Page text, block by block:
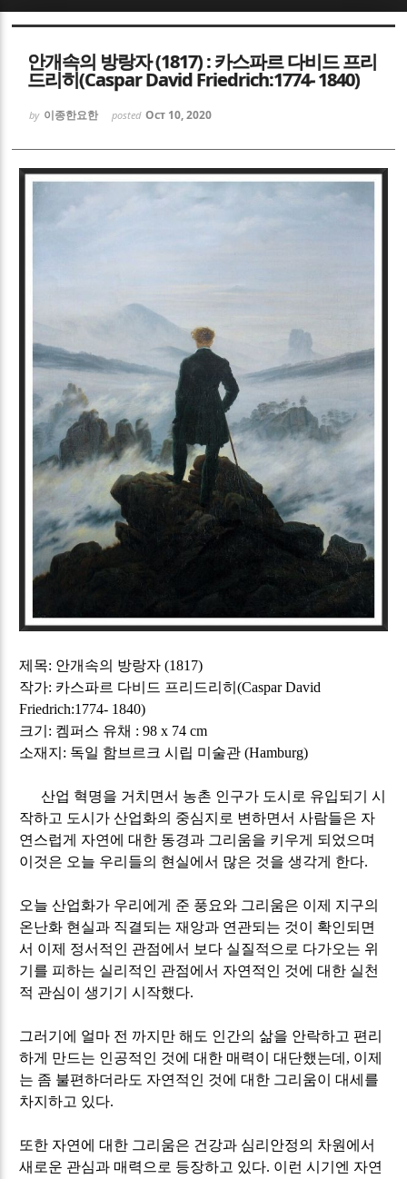
안개속의 방랑자 (1817) : 카스파르 다비드 프리
드리히(Caspar David Friedrich:1774- 1840)
by 이종한요한 posted Oct 10, 2020
제목: 안개속의 방랑자(1817)
작가: 카스파르 다비드 프리드리히(Caspar David
Friedrich:1774- 1840)
크기 : 켐퍼스 유채 : 98 x 74 cm
소재지 : 독일 함브르크 시립 미술관(Hamburg)
산업 혁명을 거치면서 농촌 인구가 도시로 유입되기 시
작하고 도시가 산업화의 중심지로 변하면서 사람들은 자
연스럽게 자연에 대한 동경과 그리움을 키우게 되었으며
이것은 오늘 우리들의 현실에서 많은 것을 생각게 한다.
오늘 산업화가 우리에게 준 풍요와 그리움은 이제 지구의
온난화 현실과 직결되는 재앙과 연관되는 것이 확인되면
서 이제 정서적인 관점에서 보다 실질적으로 다가오는 위
기를 피하는 실리적인 관점에서 자연적인 것에 대한 실천
적 관심이 생기기 시작했다.
그러기에 얼마 전 까지만 해도 인간의 삶을 안락하고 편리
하게 만드는 인공적인 것에 대한 매력이 대단했는데 , 이제
는 좀 불편하더라도 자연적인 것에 대한 그리움이 대세를
차지하고 있다.
또한 자연에 대한 그리움은 건강과 심리안정의 차원에서
새로운 관심과 매력으로 등장하고 있다. 이런 시기엔 자연
Sketchbook5, 스케치북5
Sketchbook5, 스케치북5
Sketchbook5, 스케치북5
Sketchbook5, 스케치북5